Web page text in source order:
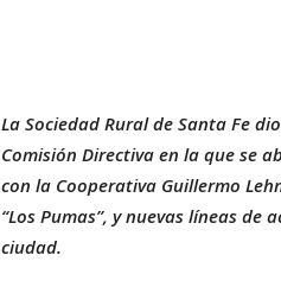
La Sociedad Rural de Santa Fe
Comisión Directiva en la que se
con la Cooperativa Guillermo
“Los Pumas”, y nuevas líneas
ciudad.